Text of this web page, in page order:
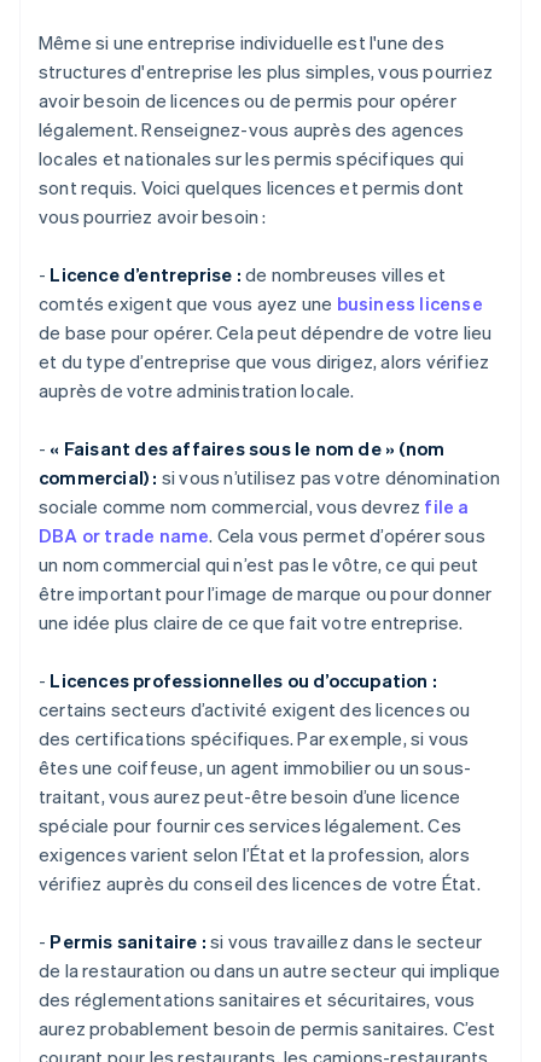
Même si une entreprise individuelle est l'une des
structures d'entreprise les plus simples, vous pourriez
avoir besoin de licences ou de permis pour opérer
légalement. Renseignez-vous auprès des agences
locales et nationales sur les permis spécifiques qui
sont requis. Voici quelques licences et permis dont
vous pourriez avoir besoin :
- Licence d’entreprise : de nombreuses villes et
comtés exigent que vous ayez une business license
de base pour opérer. Cela peut dépendre de votre lieu
et du type d’entreprise que vous dirigez, alors vérifiez
auprès de votre administration locale.
- « Faisant des affaires sous le nom de » (nom
commercial) : si vous n’utilisez pas votre dénomination
sociale comme nom commercial, vous devrez file a
DBA or trade name. Cela vous permet d’opérer sous
un nom commercial qui n’est pas le vôtre, ce qui peut
être important pour l’image de marque ou pour donner
une idée plus claire de ce que fait votre entreprise.
- Licences professionnelles ou d’occupation :
certains secteurs d’activité exigent des licences ou
des certifications spécifiques. Par exemple, si vous
êtes une coiffeuse, un agent immobilier ou un sous-
traitant, vous aurez peut-être besoin d’une licence
spéciale pour fournir ces services légalement. Ces
exigences varient selon l’État et la profession, alors
vérifiez auprès du conseil des licences de votre État.
- Permis sanitaire : si vous travaillez dans le secteur
de la restauration ou dans un autre secteur qui implique
des réglementations sanitaires et sécuritaires, vous
aurez probablement besoin de permis sanitaires. C’est